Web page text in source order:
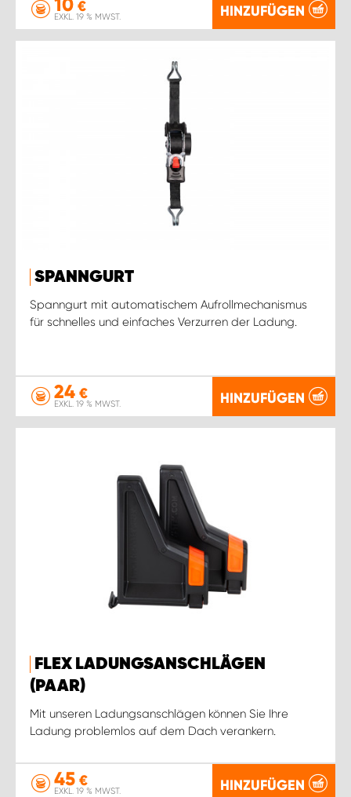
€
EXKL. 19 % MWST. HINZUFÜGEN
SPANNGURT
Spanngurt mit automatischem Aufrollmechanismus
für schnelles und einfaches Verzurren der Ladung.
24 €
EXKL. 19 % MWST. HINZUFÜGEN
FLEX LADUNGSANSCHLÄGEN
(PAAR)
Mit unseren Ladungsanschlägen können Sie Ihre
Ladung problemlos auf dem Dach verankern.
45 €
EXKL. 19 % MWST. HINZUFÜGEN